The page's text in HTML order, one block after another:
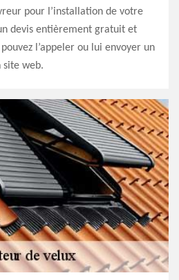
pour l’installation de votre
devis entièrement gratuit et
l’appeler ou lui envoyer un
site web.